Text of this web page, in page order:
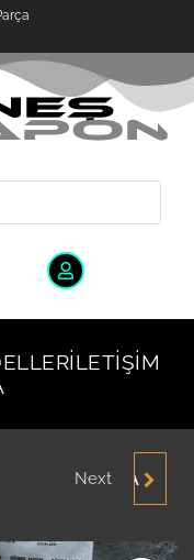
İLETIŞIM
COROLLA ARKA
Next